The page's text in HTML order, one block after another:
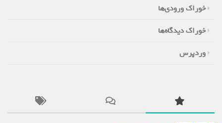
خوراک ورودی‌ها
خوراک دیدگاه‌ها
وردپرس